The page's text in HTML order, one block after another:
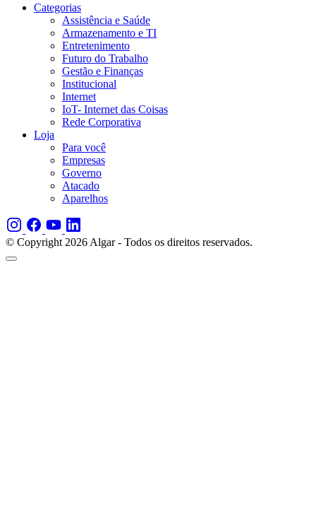
Categorias
Assistência e Saúde
Armazenamento e TI
Entretenimento
Futuro do Trabalho
Gestão e Finanças
Institucional
Internet
IoT- Internet das Coisas
Rede Corporativa
Loja
Para você
Empresas
Governo
Atacado
Aparelhos
© Copyright 2026 Algar - Todos os direitos reservados.